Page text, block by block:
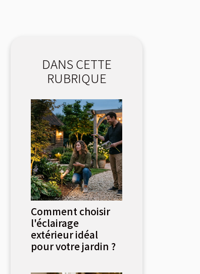
DANS CETTE
RUBRIQUE
Comment choisir
l'éclairage
extérieur idéal
pour votre jardin ?